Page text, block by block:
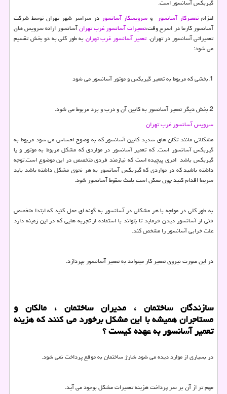
گیربکس آسانسور است.
اعزامتعمیرکار آسانسورو سرویسکار آسانسور در سراسر شهر تهران توسط شرکت
آسانسور کارما در اسرع وقت،تعمیرات آسانسور غرب تهرانآسانسور ارائه سرویس های
تعمیراتی آسانسور در تهران.تعمیر آسانسور غرب تهرانبه طور کلی به دو بخش تقسیم
می شود:
1.بخشی که مربوط به تعمیر گیربکس و موتور آسانسور می شود
2.بخش دیگر تعمیر آسانسور به کابین آن و درب و برد مربوط می شود.
سرویس آسانسور غرب تهران
مشکلاتی مانند تکان های شدید کابین آسانسور که به وضوح احساس می شود مربوط به
گیربکس آسانسور است. که تعمیر آسانسور در مواردی که مشکل مربوط به موتور و یا
گیربکس باشد امری پیچیده است که نیازمند فردی متخصص در این موضوع است.توجه
داشته باشید که در مواردی که گیربکس آسانسور به هر نحوی مشکل داشته باشد باید
سریعا اقدام کنید چون ممکن است باعث سقوط آسانسور شود.
به طور کلی در مواجه با هر مشکلی در آسانسور به گونه ای عمل کنید که ابتدا متخصص
فنی از آسانسور دیدن فرماید تا بتواند با استفاده از تجربه هایی که در این زمینه دارد
علت خرابی آسانسور را مشخص کند.
در این صورت نیروی تعمیر کار میتواند به تعمیر آسانسور بپردازد.
سازندگان ساختمان ، مدیران ساختمان ، مالکان و
مستاجران همیشه با این مشکل برخورد می کنند که هزینه
تعمیر آسانسور به عهده کیست ؟
در بسیاری از موارد دیده می شود شارژ ساختمان به موقع پرداخت نمی شود.
مهم تر از آن بر سر پرداخت هزینه تعمیرات مشکل بوجود می آید.